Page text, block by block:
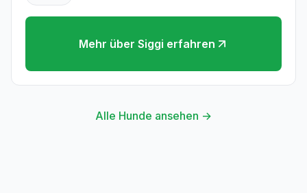
Mehr über Siggi erfahren
Alle Hunde ansehen →